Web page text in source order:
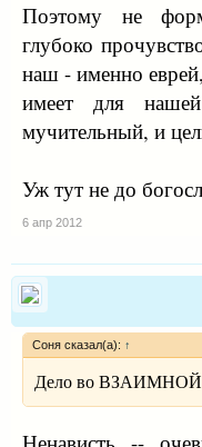
Поэтому не
глубоко
наш - именно еврей,
имеет для
мучительный, и
Уж тут не до
6 апр 2012
Соня сказал(а): ↑
Дело во ВЗАИМНОЙ